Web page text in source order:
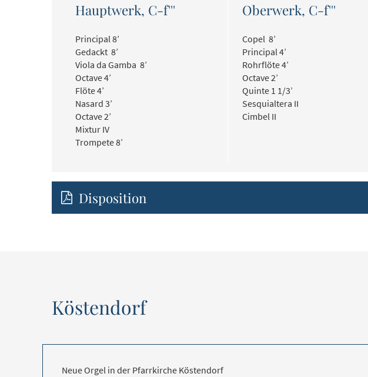
Hauptwerk, C-f'''
Principal 8’
Gedackt 8’
Viola da Gamba 8’
Octave 4’
Flöte 4’
Nasard 3’
Octave 2’
Mixtur IV
Trompete 8’
Oberwerk, C-f'''
Copel 8’
Principal 4’
Rohrflöte 4’
Octave 2’
Quinte 1 1/3’
Sesquialtera II
Cimbel II
Disposition
Köstendorf
Neue Orgel in der Pfarrkirche Köstendorf